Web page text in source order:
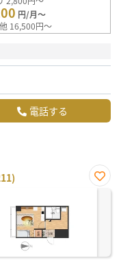
円/月～
16,500円～
電話する
お気